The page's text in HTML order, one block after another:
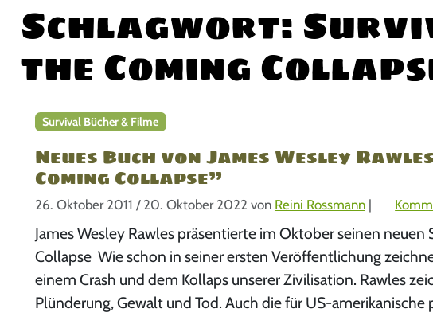
Schlagwort:
the Coming
Survival Bücher & Filme
Neues Buch von James Wesley
Coming Collapse”
26. Oktober 2011 / 20. Oktober 2022 von Reini Rossmann |
James Wesley Rawles präsentierte im Oktober seinen
Collapse Wie schon in seiner ersten Veröffentlichung
einem Crash und dem Kollaps unserer Zivilisation. Rawles
Plünderung, Gewalt und Tod. Auch die für US-amerikanische